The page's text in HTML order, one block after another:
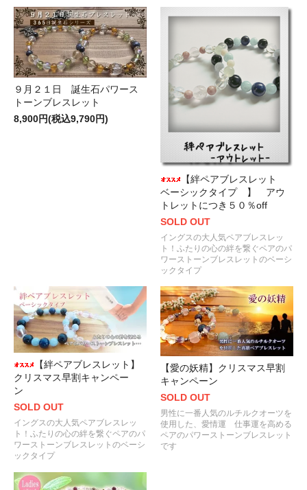
９月２１日 誕生石パワース
トーンブレスレット
8,900円(税込9,790円)
【絆ペアブレスレット
ベーシックタイプ 】 アウ
トレットにつき５０％off
SOLD OUT
イングスの大人気ペアブレスレッ
ト！ふたりの心の絆を繋ぐペアのパ
ワーストーンブレスレットのベーシ
ックタイプ
【絆ペアブレスレット】
クリスマス早割キャンペー
ン
SOLD OUT
イングスの大人気ペアブレスレッ
ト！ふたりの心の絆を繋ぐペアのパ
ワーストーンブレスレットのベーシ
ックタイプ
【愛の妖精】クリスマス早割
キャンペーン
SOLD OUT
男性に一番人気のルチルクオーツを
使用した、愛情運 仕事運を高める
ペアのパワーストーンブレスレット
です